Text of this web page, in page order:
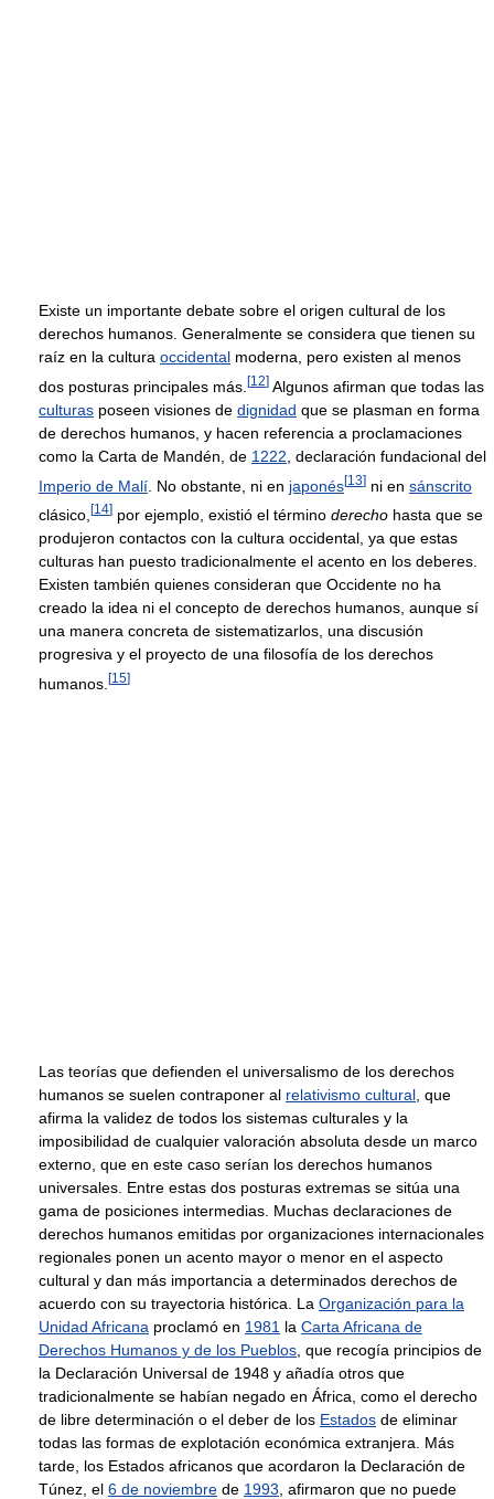
Existe un importante debate sobre el origen cultural de los
derechos humanos. Generalmente se considera que tienen su
raíz en la cultura occidental moderna, pero existen al menos
dos posturas principales más. [12] Algunos afirman que todas las
culturas poseen visiones de dignidad que se plasman en forma
de derechos humanos, y hacen referencia a proclamaciones
como la Carta de Mandén, de 1222 , declaración fundacional del
Imperio de Malí . No obstante, ni en japonés[13] ni en sánscrito
clásico, [14] por ejemplo, existió el término derecho hasta que se
produjeron contactos con la cultura occidental, ya que estas
culturas han puesto tradicionalmente el acento en los deberes.
Existen también quienes consideran que Occidente no ha
creado la idea ni el concepto de derechos humanos, aunque sí
una manera concreta de sistematizarlos, una discusión
progresiva y el proyecto de una filosofía de los derechos
humanos. [15]
Las teorías que defienden el universalismo de los derechos
humanos se suelen contraponer al relativismo cultural , que
afirma la validez de todos los sistemas culturales y la
imposibilidad de cualquier valoración absoluta desde un marco
externo, que en este caso serían los derechos humanos
universales. Entre estas dos posturas extremas se sitúa una
gama de posiciones intermedias. Muchas declaraciones de
derechos humanos emitidas por organizaciones internacionales
regionales ponen un acento mayor o menor en el aspecto
cultural y dan más importancia a determinados derechos de
acuerdo con su trayectoria histórica. La Organización para la
Unidad Africana proclamó en 1981 la Carta Africana de
Derechos Humanos y de los Pueblos , que recogía principios de
la Declaración Universal de 1948 y añadía otros que
tradicionalmente se habían negado en África, como el derecho
de libre determinación o el deber de los Estados de eliminar
todas las formas de explotación económica extranjera. Más
tarde, los Estados africanos que acordaron la Declaración de
Túnez, el 6 de noviembre de 1993 , afirmaron que no puede